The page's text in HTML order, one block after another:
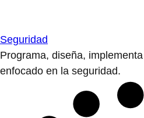
Seguridad
Programa, diseña,
enfocado en la seguridad.